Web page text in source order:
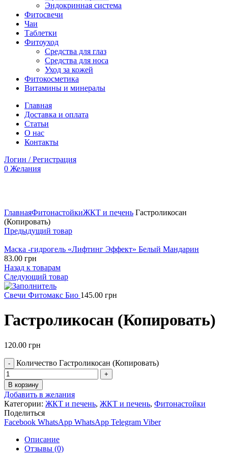
Эндокринная система
Фитосвечи
Чаи
Таблетки
Фитоуход
Средства для глаз
Средства для носа
Уход за кожей
Фитокосметика
Витамины и минералы
Главная
Доставка и оплата
Статьи
О нас
Контакты
Логин / Регистрация
0 Желания
ГлавнаяФитонастойкиЖКТ и печень Гастроликосан
(Копировать)
Предыдущий товар
Маска -гидрогель «Лифтинг Эффект» Белый Мандарин
83.00 грн
Назад к товарам
Следующий товар
Свечи Фитомакс Био 145.00 грн
Гастроликосан (Копировать)
120.00 грн
Количество Гастроликосан (Копировать)
В корзину
Добавить в желания
Категории: ЖКТ и печень, ЖКТ и печень, Фитонастойки
Поделиться
Facebook WhatsApp WhatsApp Telegram Viber
Описание
Отзывы (0)